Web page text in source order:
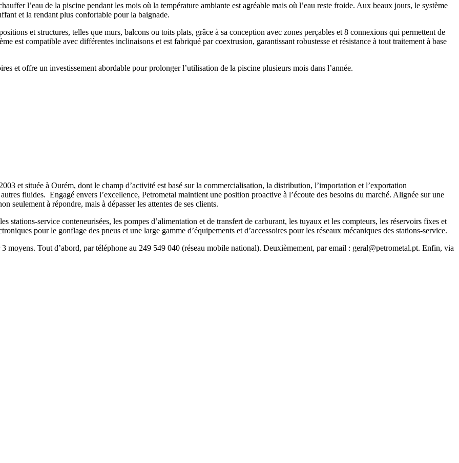
l’eau de la piscine pendant les mois où la température ambiante est agréable mais où l’eau reste froide. Aux beaux jours, le système
et la rendant plus confortable pour la baignade.
et structures, telles que murs, balcons ou toits plats, grâce à sa conception avec zones perçables et 8 connexions qui permettent de
est compatible avec différentes inclinaisons et est fabriqué par coextrusion, garantissant robustesse et résistance à tout traitement à base
et offre un investissement abordable pour prolonger l’utilisation de la piscine plusieurs mois dans l’année.
et située à Ourém, dont le champ d’activité est basé sur la commercialisation, la distribution, l’importation et l’exportation
fluides. Engagé envers l’excellence, Petrometal maintient une position proactive à l’écoute des besoins du marché. Alignée sur une
seulement à répondre, mais à dépasser les attentes de ses clients.
stations-service conteneurisées, les pompes d’alimentation et de transfert de carburant, les tuyaux et les compteurs, les réservoirs fixes et
pour le gonflage des pneus et une large gamme d’équipements et d’accessoires pour les réseaux mécaniques des stations-service.
moyens. Tout d’abord, par téléphone au 249 549 040 (réseau mobile national). Deuxièmement, par email : geral@petrometal.pt. Enfin, via